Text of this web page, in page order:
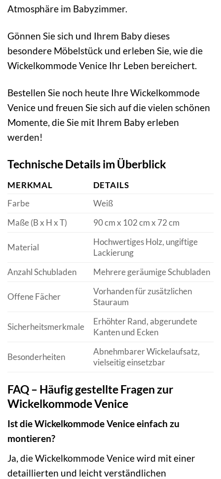
Atmosphäre im Babyzimmer.
Gönnen Sie sich und Ihrem Baby dieses
besondere Möbelstück und erleben Sie, wie die
Wickelkommode Venice Ihr Leben bereichert.
Bestellen Sie noch heute Ihre Wickelkommode
Venice und freuen Sie sich auf die vielen schönen
Momente, die Sie mit Ihrem Baby erleben
werden!
Technische Details im Überblick
MERKMAL
DETAILS
Farbe
Weiß
Maße (B x H x T)
90 cm x 102 cm x 72 cm
Material
Hochwertiges Holz, ungiftige
Lackierung
Anzahl Schubladen
Mehrere geräumige Schubladen
Offene Fächer
Vorhanden für zusätzlichen
Stauraum
Sicherheitsmerkmale
Erhöhter Rand, abgerundete
Kanten und Ecken
Besonderheiten
Abnehmbarer Wickelaufsatz,
vielseitig einsetzbar
FAQ – Häufig gestellte Fragen zur
Wickelkommode Venice
Ist die Wickelkommode Venice einfach zu
montieren?
Ja, die Wickelkommode Venice wird mit einer
detaillierten und leicht verständlichen